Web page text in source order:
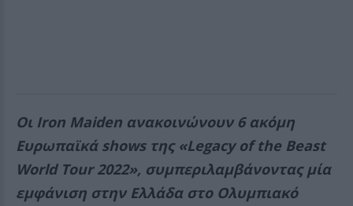
Οι Iron Maiden ανακοινώνουν 6 ακόμη
Ευρωπαϊκά shows της «Legacy of the Beast
World Tour 2022», συμπεριλαμβάνοντας μία
εμφάνιση στην Ελλάδα στο Ολυμπιακό